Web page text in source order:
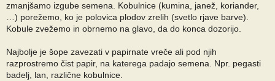
zmanjšamo izgube semena. Kobulnice (kumina, janež, koriander,
…) porežemo, ko je polovica plodov zrelih (svetlo rjave barve).
Kobule zvežemo in obrnemo na glavo, da do konca dozorijo.
Najbolje je šope zavezati v papirnate vreče ali pod njih
razprostremo čist papir, na katerega padajo semena. Npr. pegasti
badelj, lan, različne kobulnice.